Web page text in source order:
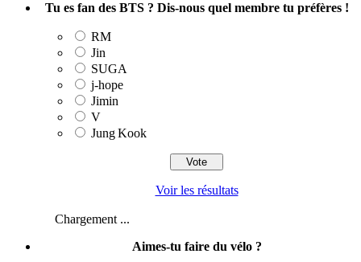
Tu es fan des BTS ? Dis-nous quel membre tu préfères !
RM
Jin
SUGA
j‑hope
Jimin
V
Jung Kook
Voir les résultats
Chargement ...
Aimes-tu faire du vélo ?